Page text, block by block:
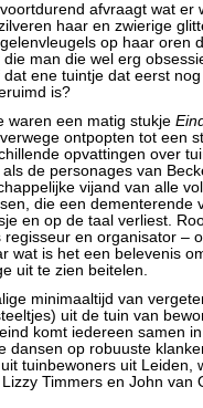
afvraagt wat er
haar en zwierige
op haar oren
man die wel erg
ene tuintje dat eerst
is?
waren een matig stukje
ontpopten tot een
opvattingen over
de personages van
vijand van alle
die een dementerende
en op de taal verliest.
en organisator –
wat is het een belevenis
uit te zien beitelen.
minimaaltijd van
uit de tuin van
komt iedereen samen
dansen op robuuste
tuinbewoners uit Leiden,
Timmers en John van